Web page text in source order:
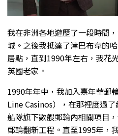
我在非洲各地遊歷了一段時間
城。之後我抵達了津巴布韋的
居點，直到1990年左右，我花
英國老家。
1990年年中，我加入嘉年華郵
Line Casinos），在那裡度過
船隊旗下數艘郵輪內相關項目
郵輪翻新工程。直至1995年，